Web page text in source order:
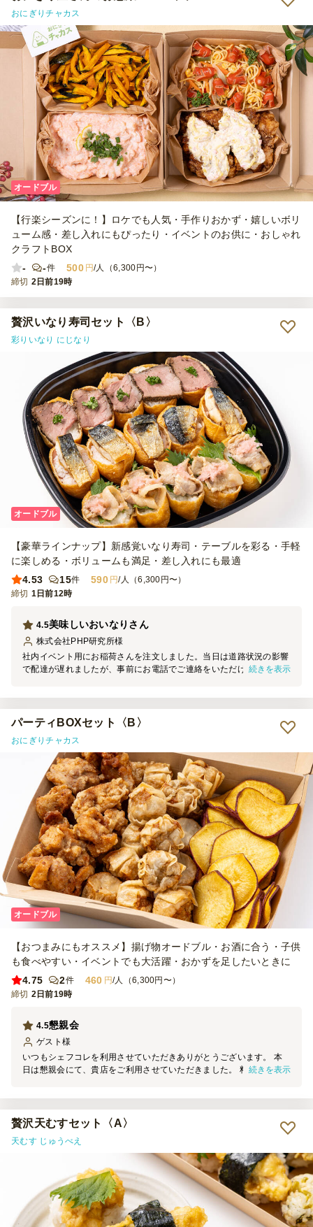
おにぎりチャカス
オードブル
【行楽シーズンに！】ロケでも人気・手作りおかず・嬉しいボリ
ューム感・差し入れにもぴったり・イベントのお供に・おしゃれ
クラフトBOX
-
-件 500 円/人（6,300円〜）
締切 2日前19時
贅沢いなり寿司セット〈B〉
彩りいなり にじなり
オードブル
【豪華ラインナップ】新感覚いなり寿司・テーブルを彩る・手軽
に楽しめる・ボリュームも満足・差し入れにも最適
4.53
15件 590 円/人（6,300円〜）
締切 1日前12時
美味しいおいなりさん
4.5
株式会社PHP研究所様
社内イベント用にお稲荷さんを注文しました。当日は道路状況の影響
で配達が遅れましたが、事前にお電話でご連絡をいただけたので安心
く、参加者からも好評でした。また機会があればお願いしたいです。
続きを表示
パーティBOXセット〈B〉
おにぎりチャカス
オードブル
【おつまみにもオススメ】揚げ物オードブル・お酒に合う・子供
も食べやすい・イベントでも大活躍・おかずを足したいときに
4.75
2件 460 円/人（6,300円〜）
締切 2日前19時
懇親会
4.5
ゲスト 様
いつもシェフコレを利用させていただきありがとうございます。 本
日は懇親会にて、貴店をご利用させていただきました。 料理の見た
続きを表示
贅沢天むすセット〈A〉
天むす じゅうべえ